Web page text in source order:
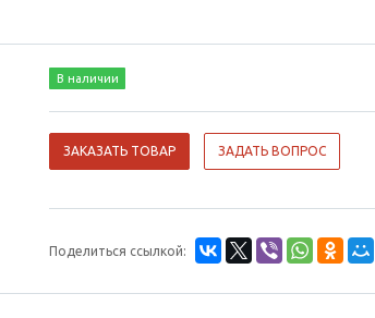
В наличии
ЗАКАЗАТЬ ТОВАР ЗАДАТЬ ВОПРОС
Поделиться ссылкой: